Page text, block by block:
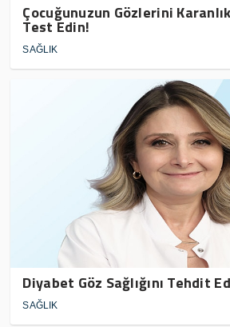
Çocuğunuzun Gözlerini
Test Edin!
SAĞLIK
Diyabet Göz Sağlığını Tehdit
SAĞLIK